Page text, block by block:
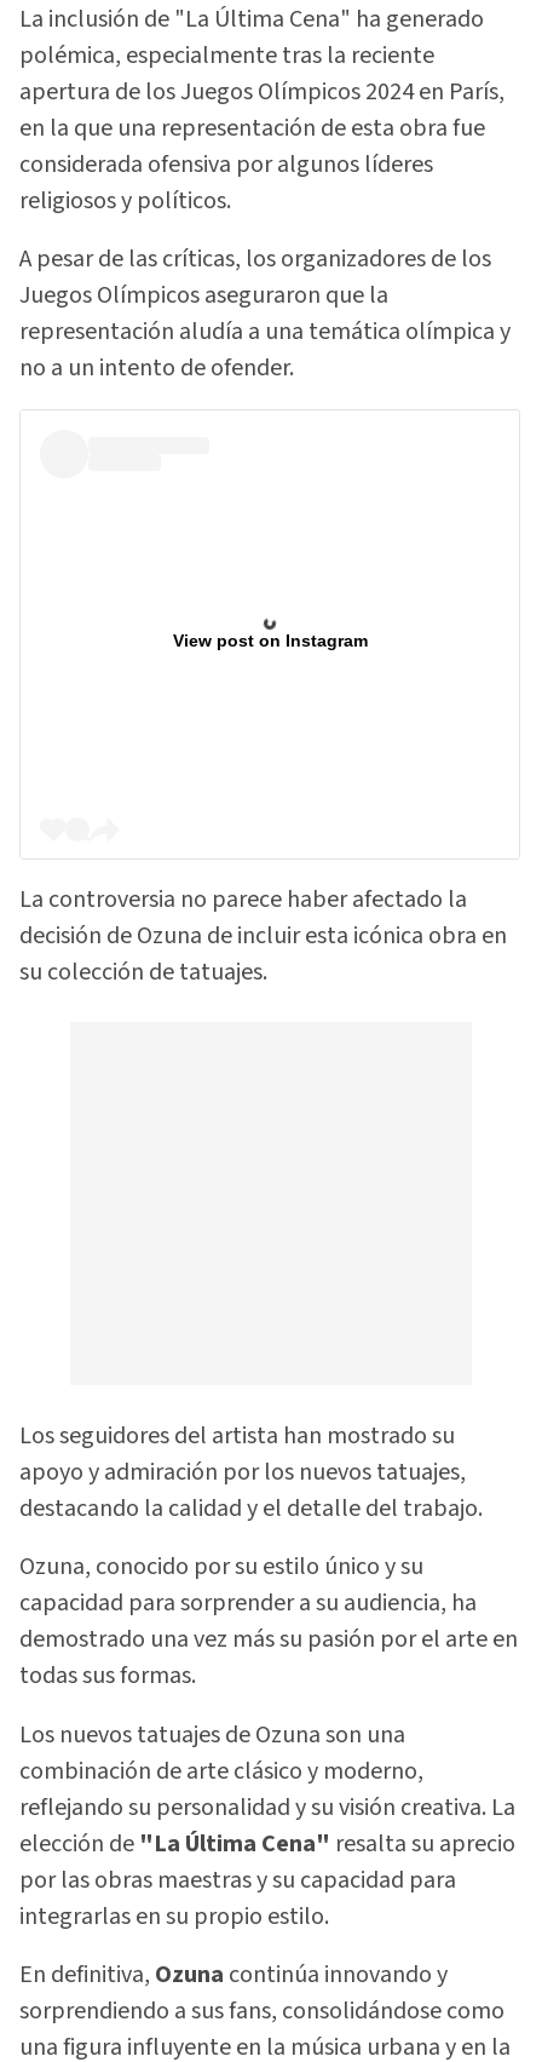
La inclusión de "La Última Cena" ha generado
polémica, especialmente tras la reciente
apertura de los Juegos Olímpicos 2024 en París,
en la que una representación de esta obra fue
considerada ofensiva por algunos líderes
religiosos y políticos.
A pesar de las críticas, los organizadores de los
Juegos Olímpicos aseguraron que la
representación aludía a una temática olímpica y
no a un intento de ofender.
View post on Instagram
La controversia no parece haber afectado la
decisión de Ozuna de incluir esta icónica obra en
su colección de tatuajes.
Los seguidores del artista han mostrado su
apoyo y admiración por los nuevos tatuajes,
destacando la calidad y el detalle del trabajo.
Ozuna, conocido por su estilo único y su
capacidad para sorprender a su audiencia, ha
demostrado una vez más su pasión por el arte en
todas sus formas.
Los nuevos tatuajes de Ozuna son una
combinación de arte clásico y moderno,
reflejando su personalidad y su visión creativa. La
elección de "La Última Cena" resalta su aprecio
por las obras maestras y su capacidad para
integrarlas en su propio estilo.
En definitiva, Ozuna continúa innovando y
sorprendiendo a sus fans, consolidándose como
una figura influyente en la música urbana y en la